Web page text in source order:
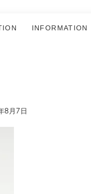
INFORMATION
8月7日